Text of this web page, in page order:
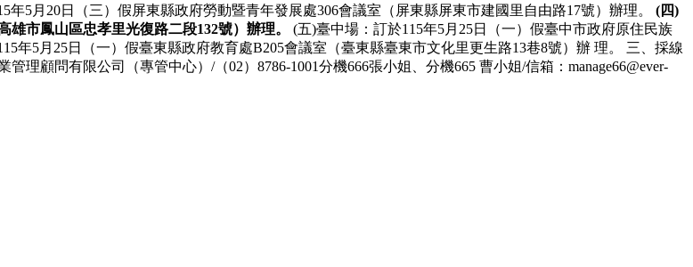
5月20日（三）假屏東縣政府勞動暨青年發展處306會議室（屏東縣屏東市建國里自由路17號）辦理。 (四)
市鳳山區忠孝里光復路二段132號）辦理。
(五)臺中場：訂於115年5月25日（一）假臺中市政府原住民族
年5月25日（一）假臺東縣政府教育處B205會議室（臺東縣臺東市文化里更生路13巷8號）辦 理。 三、採線
理顧問有限公司（專管中心）/（02）8786-1001分機666張小姐、分機665 曹小姐/信箱：manage66@ever-